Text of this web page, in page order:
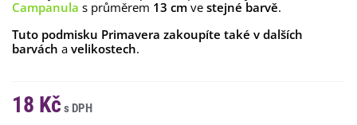
Campanula s průměrem 13 cm ve stejné barvě.
Tuto podmisku Primavera zakoupíte také v dalších
barvách a velikostech.
18 Kč